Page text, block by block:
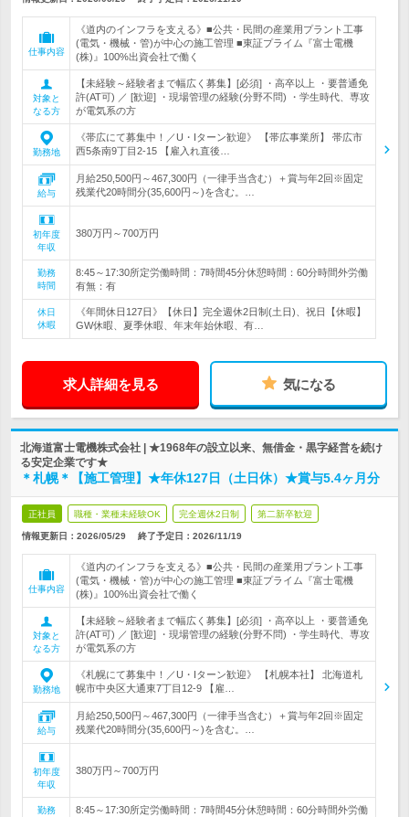
仕事内容
《道内のインフラを支える》■公共・民間の産業用プラント工事
(電気・機械・管)が中心の施工管理 ■東証プライム『富士電機
(株)』100%出資会社で働く
対象と
なる方
【未経験～経験者まで幅広く募集】[必須] ・高卒以上 ・要普通免
許(AT可) ／ [歓迎] ・現場管理の経験(分野不問) ・学生時代、専攻
が電気系の方
勤務地
《帯広にて募集中！／U・Iターン歓迎》 【帯広事業所】 帯広市
西5条南9丁目2-15 【雇入れ直後…
給与
月給250,500円～467,300円（一律手当含む）＋賞与年2回※固定
残業代20時間分(35,600円～)を含む。…
初年度
年収
380万円～700万円
勤務
時間
8:45～17:30所定労働時間：7時間45分休憩時間：60分時間外労働
有無：有
休日
休暇
《年間休日127日》【休日】完全週休2日制(土日)、祝日【休暇】
GW休暇、夏季休暇、年末年始休暇、有…
求人詳細を見る 気になる
北海道富士電機株式会社 | ★1968年の設立以来、無借金・黒字経営を続け
る安定企業です★
＊札幌＊【施工管理】★年休127日（土日休）★賞与5.4ヶ月分
正社員 職種・業種未経験OK 完全週休2日制 第二新卒歓迎
情報更新日：2026/05/29 終了予定日： 2026/11/19
仕事内容
《道内のインフラを支える》■公共・民間の産業用プラント工事
(電気・機械・管)が中心の施工管理 ■東証プライム『富士電機
(株)』100%出資会社で働く
対象と
なる方
【未経験～経験者まで幅広く募集】[必須] ・高卒以上 ・要普通免
許(AT可) ／ [歓迎] ・現場管理の経験(分野不問) ・学生時代、専攻
が電気系の方
勤務地
《札幌にて募集中！／U・Iターン歓迎》 【札幌本社】 北海道札
幌市中央区大通東7丁目12-9 【雇…
給与
月給250,500円～467,300円（一律手当含む）＋賞与年2回※固定
残業代20時間分(35,600円～)を含む。…
初年度
年収
380万円～700万円
勤務
8:45～17:30所定労働時間：7時間45分休憩時間：60分時間外労働